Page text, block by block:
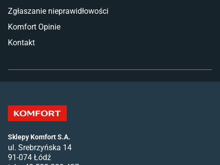
Zgłaszanie nieprawidłowości
Komfort Opinie
Kontakt
Sklepy Komfort S.A.
ul. Srebrzyńska 14
91-074 Łódź